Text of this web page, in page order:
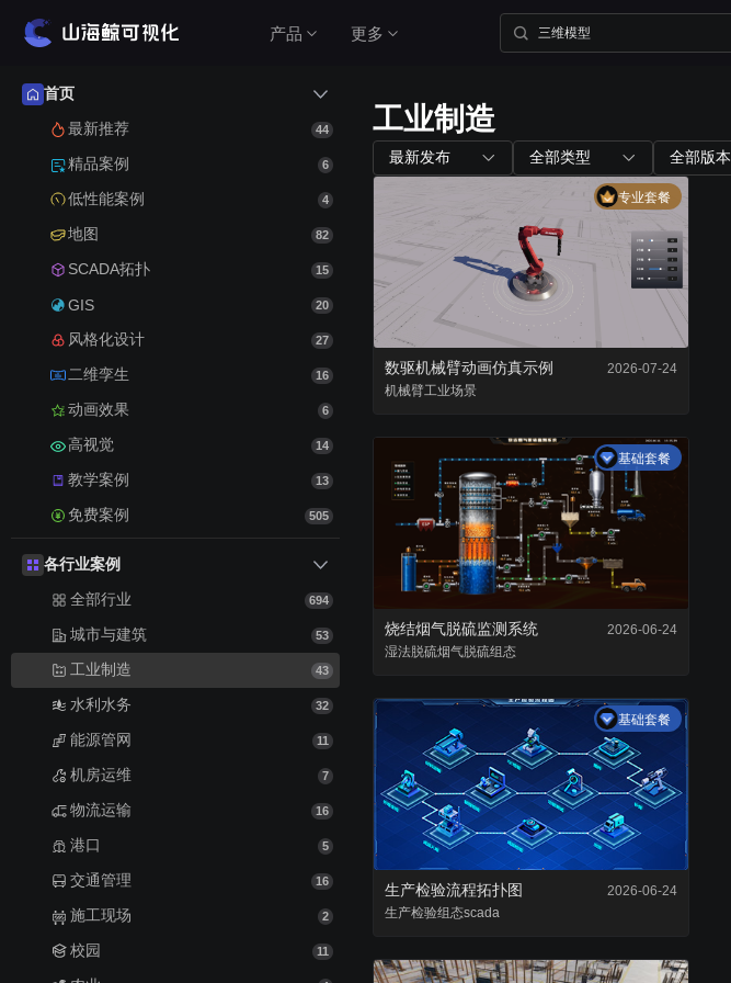
产品
产品介绍
山海鲸围绕数据可视化打造了整套产品矩阵，实
现从3D数字孪生到数据报表，从产品到服务的一
站式用户体验。
查看价格
无需安装，随时随地打开即可使用
私有云（软件下载）
数据模型均在本地，安全可控
内置组件
图表组件
200+ 主流图表全支持
三维孪生
内置3D渲染引擎
资产库
复用已有组件，降低项目成本
更多
首页
最新推荐
44
精品案例 6
低性能案例 4
地图 82
SCADA拓扑 15
GIS 20
风格化设计 27
二维孪生 16
动画效果 6
高视觉 14
教学案例 13
免费案例 505
各行业案例
全部行业
694
城市与建筑 53
工业制造 43
水利水务 32
能源管网 11
机房运维 7
物流运输 16
港口 5
交通管理 16
施工现场 2
校园 11
工业制造
最新发布 全部类型 全部版本
专业套餐
数驱机械臂动画仿真示例
2026-07-24
机械臂工业场景
基础套餐
烧结烟气脱硫监测系统
2026-06-24
湿法脱硫烟气脱硫组态
基础套餐
生产检验流程拓扑图
2026-06-24
生产检验组态scada